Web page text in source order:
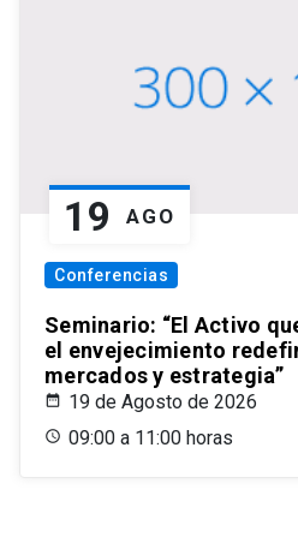
19 AGO
Conferencias
Seminario: “El Activo
el envejecimiento
mercados y estrategia”
19 de Agosto de 2026
09:00 a 11:00 horas